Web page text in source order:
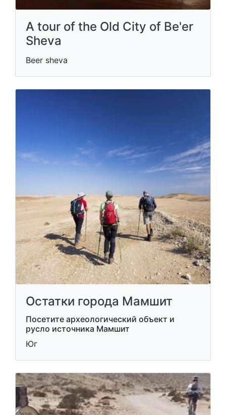
A tour of the Old City of Be'er
Sheva
Beer sheva
Остатки города Мамшит
Посетите археологический объект и
русло источника Мамшит
Юг